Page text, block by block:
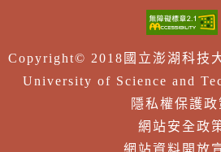
Copyright© 2018國立澎湖科技
University of Science and
隱私權保護政
網站安全政